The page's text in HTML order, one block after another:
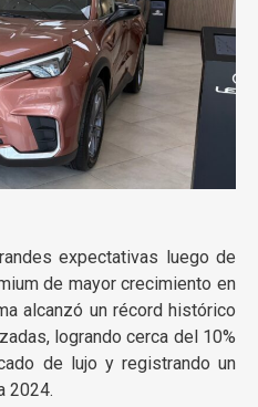
expectativas luego de
de mayor crecimiento en
alcanzó un récord histórico
logrando cerca del 10%
de lujo y registrando un
2024.